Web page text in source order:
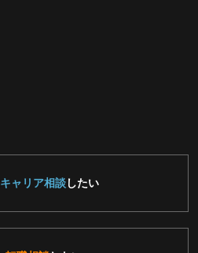
キャリア相談したい